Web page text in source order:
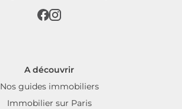
A découvrir
Nos guides immobiliers
Immobilier sur Paris